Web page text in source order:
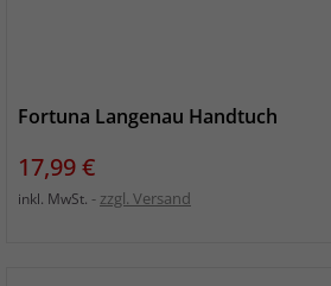
Fortuna Langenau Handtuch
Preis
17,99 €
inkl. MwSt. zzgl. Versand